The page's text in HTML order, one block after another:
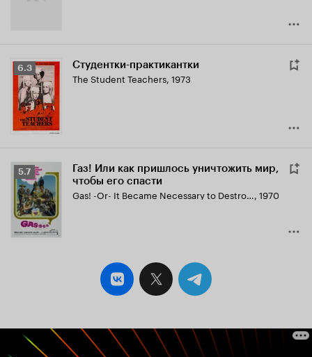
Рейтинг
Кинопоиска
6.3
6.3 Студентки-практикантки
The Student Teachers, 1973
Рейтинг
Кинопоиска
5.7
5.7
Газ! Или как пришлось уничтожить мир,
чтобы его спасти
Gas! -Or- It Became Necessary to Destroy the World in Order to Save It., 1970